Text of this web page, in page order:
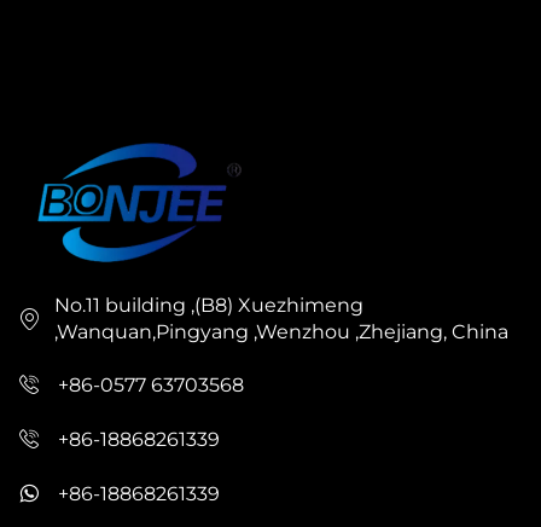
No.11 building ,(B8) Xuezhimeng
,Wanquan,Pingyang ,Wenzhou ,Zhejiang, China
+86-0577 63703568
+86-18868261339
+86-18868261339